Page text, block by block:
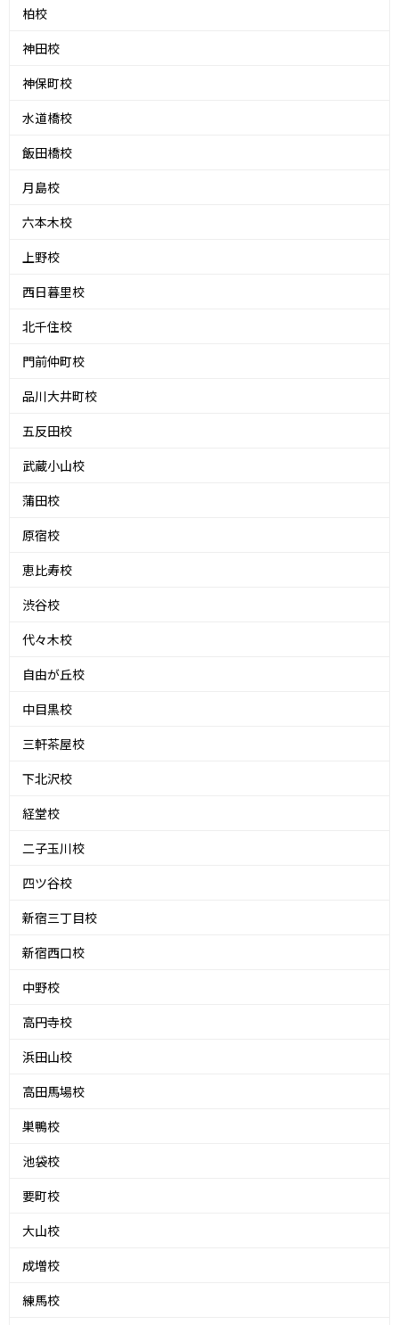
柏校
神田校
神保町校
水道橋校
飯田橋校
月島校
六本木校
上野校
西日暮里校
北千住校
門前仲町校
品川大井町校
五反田校
武蔵小山校
蒲田校
原宿校
恵比寿校
渋谷校
代々木校
自由が丘校
中目黒校
三軒茶屋校
下北沢校
経堂校
二子玉川校
四ツ谷校
新宿三丁目校
新宿西口校
中野校
高円寺校
浜田山校
高田馬場校
巣鴨校
池袋校
要町校
大山校
成増校
練馬校